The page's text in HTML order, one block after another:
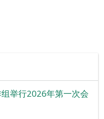
举行2026年第一次会